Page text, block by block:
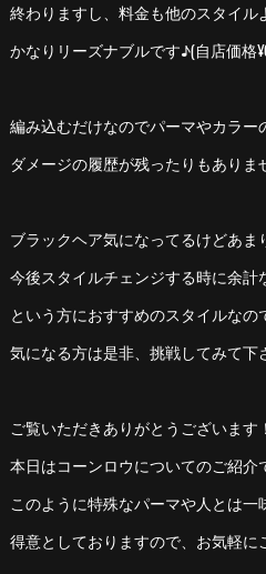
終わりますし、料金も他のスタイル
かなりリーズナブルです♪(自店価格
編み込むだけなのでパーマやカラー
ダメージの履歴が残ったりもありま
ブラックヘア気になってるけどあま
今後スタイルチェンジする時に余計
という方におすすめのスタイルなの
気になる方は是非、挑戦してみて下
ご覧いただきありがとうございます！
本日はコーンロウについてのご紹介
このように特殊なパーマや人とは一
得意としておりますので、お気軽に